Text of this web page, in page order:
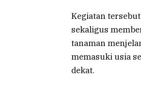
Kegiatan
sekaligus
tanaman
memasuki usia
dekat.